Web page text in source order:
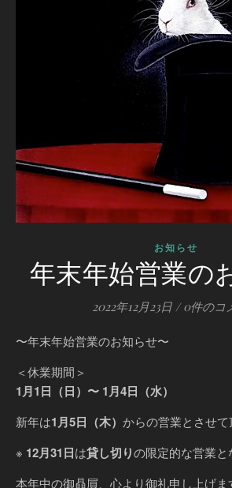
お知らせ
年末年始営業の
2022年12月23日 / 0件のコ
〜年末年始営業のお知らせ〜
＜休業期間＞
1月1日（日）〜 1月4日（水）
新年は1月5日（木） からの営業とさせて
※ 12月31日は貸し切りの限定的な営業と
本年中の御贔屓、心より御礼申し上げま